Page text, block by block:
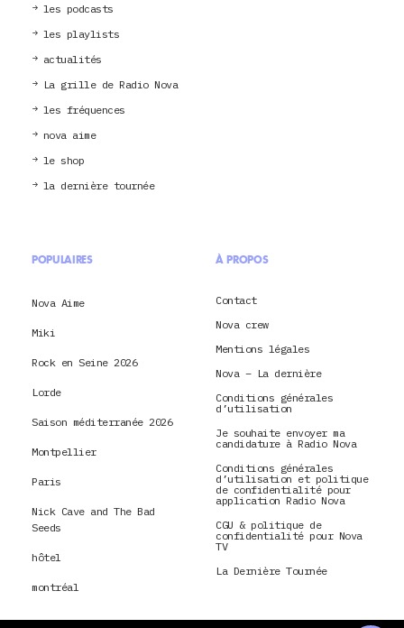
les podcasts
les playlists
actualités
La grille de Radio Nova
les fréquences
nova aime
le shop
la dernière tournée
POPULAIRES
Nova Aime
Miki
Rock en Seine 2026
Lorde
Saison méditerranée 2026
Montpellier
Paris
Nick Cave and The Bad
Seeds
hôtel
montréal
À PROPOS
Contact
Nova crew
Mentions légales
Nova – La dernière
Conditions générales
d’utilisation
Je souhaite envoyer ma
candidature à Radio Nova
Conditions générales
d’utilisation et politique
de confidentialité pour
application Radio Nova
CGU & politique de
confidentialité pour Nova
TV
La Dernière Tournée